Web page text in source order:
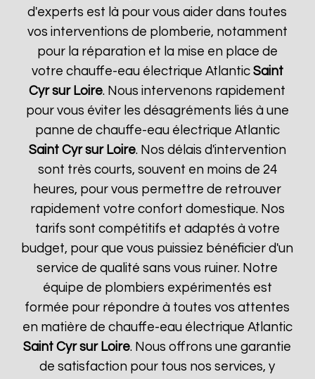
d'experts est là pour vous aider dans toutes
vos interventions de plomberie, notamment
pour la réparation et la mise en place de
votre chauffe-eau électrique Atlantic Saint
Cyr sur Loire. Nous intervenons rapidement
pour vous éviter les désagréments liés à une
panne de chauffe-eau électrique Atlantic
Saint Cyr sur Loire. Nos délais d'intervention
sont très courts, souvent en moins de 24
heures, pour vous permettre de retrouver
rapidement votre confort domestique. Nos
tarifs sont compétitifs et adaptés à votre
budget, pour que vous puissiez bénéficier d'un
service de qualité sans vous ruiner. Notre
équipe de plombiers expérimentés est
formée pour répondre à toutes vos attentes
en matière de chauffe-eau électrique Atlantic
Saint Cyr sur Loire. Nous offrons une garantie
de satisfaction pour tous nos services, y